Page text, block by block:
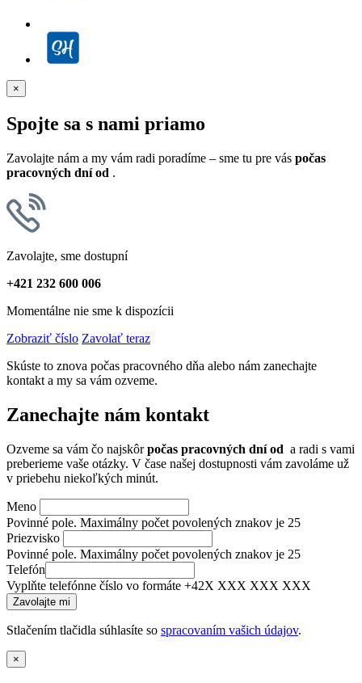
×
Spojte sa s nami priamo
Zavolajte nám a my vám radi poradíme – sme tu pre vás počas
pracovných dní od .
Zavolajte, sme dostupní
+421 232 600 006
Momentálne nie sme k dispozícii
Zobraziť číslo Zavolať teraz
Skúste to znova počas pracovného dňa alebo nám zanechajte
kontakt a my sa vám ozveme.
Zanechajte nám kontakt
Ozveme sa vám čo najskôrpočas pracovných dní od a radi s vami
preberieme vaše otázky. V čase našej dostupnosti vám zavoláme už
v priebehu niekoľkých minút.
Meno
Povinné pole. Maximálny počet povolených znakov je 25
Priezvisko
Povinné pole. Maximálny počet povolených znakov je 25
Telefón
Vyplňte telefónne číslo vo formáte +42X XXX XXX XXX
Stlačením tlačidla súhlasíte so spracovaním vašich údajov.
×